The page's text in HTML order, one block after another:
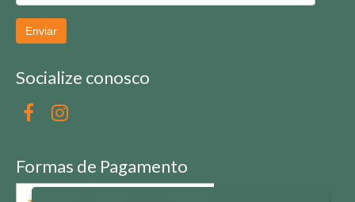
Enviar
Socialize conosco
Formas de Pagamento